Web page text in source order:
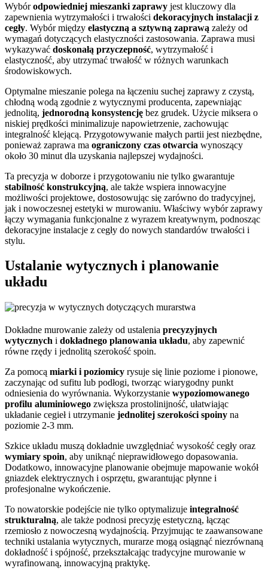
Wybórodpowiedniej mieszanki zaprawy jest kluczowy dla
zapewnienia wytrzymałości i trwałości dekoracyjnych instalacji z
cegły. Wybór między elastyczną a sztywną zaprawą zależy od
wymagań dotyczących elastyczności zastosowania. Zaprawa musi
wykazywać doskonałą przyczepność, wytrzymałość i
elastyczność, aby utrzymać trwałość w różnych warunkach
środowiskowych.
Optymalne mieszanie polega na łączeniu suchej zaprawy z czystą,
chłodną wodą zgodnie z wytycznymi producenta, zapewniając
jednolitą, jednorodną konsystencję bez grudek. Użycie miksera o
niskiej prędkości minimalizuje napowietrzenie, zachowując
integralność klejącą. Przygotowywanie małych partii jest niezbędne,
ponieważ zaprawa ma ograniczony czas otwarcia wynoszący
około 30 minut dla uzyskania najlepszej wydajności.
Ta precyzja w doborze i przygotowaniu nie tylko gwarantuje
stabilność konstrukcyjną, ale także wspiera innowacyjne
możliwości projektowe, dostosowując się zarówno do tradycyjnej,
jak i nowoczesnej estetyki w murowaniu. Właściwy wybór zaprawy
łączy wymagania funkcjonalne z wyrazem kreatywnym, podnosząc
dekoracyjne instalacje z cegły do nowych standardów trwałości i
stylu.
Ustalanie wytycznych i planowanie
układu
Dokładne murowanie zależy od ustalenia precyzyjnych
wytycznych i dokładnego planowania układu, aby zapewnić
równe rzędy i jednolitą szerokość spoin.
Za pomocą miarki i poziomicy rysuje się linie poziome i pionowe,
zaczynając od sufitu lub podłogi, tworząc wiarygodny punkt
odniesienia do wyrównania. Wykorzystanie wypoziomowanego
profilu aluminiowego zwiększa prostolinijność, ułatwiając
układanie cegieł i utrzymanie jednolitej szerokości spoiny na
poziomie 2-3 mm.
Szkice układu muszą dokładnie uwzględniać wysokość cegły oraz
wymiary spoin, aby uniknąć nieprawidłowego dopasowania.
Dodatkowo, innowacyjne planowanie obejmuje mapowanie wokół
gniazdek elektrycznych i osprzętu, gwarantując płynne i
profesjonalne wykończenie.
To nowatorskie podejście nie tylko optymalizuje integralność
strukturalną, ale także podnosi precyzję estetyczną, łącząc
rzemiosło z nowoczesną wydajnością. Przyjmując te zaawansowane
techniki ustalania wytycznych, murarze mogą osiągnąć niezrównaną
dokładność i spójność, przekształcając tradycyjne murowanie w
wyrafinowaną, innowacyjną praktykę.